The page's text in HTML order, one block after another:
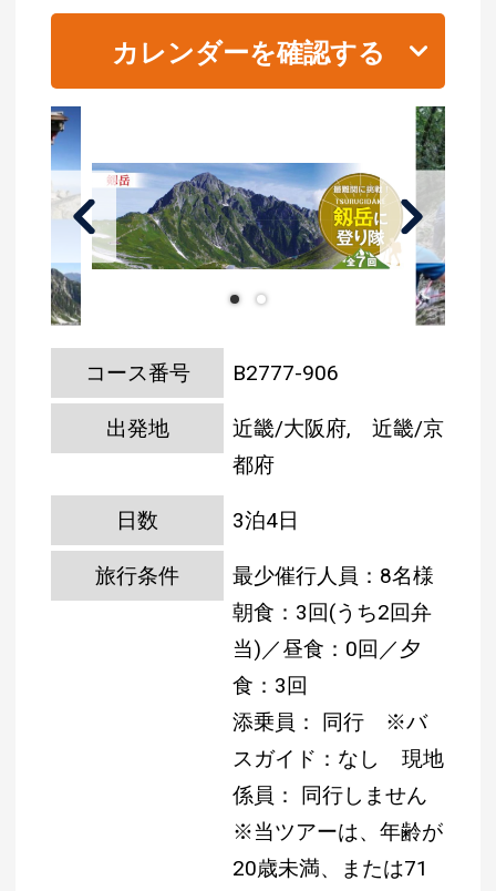
カレンダーを確認する
コース番号 B2777-906
出発地
近畿/大阪府, 近畿/京
都府
日数 3泊4日
旅行条件
最少催行人員：8名様
朝食：3回(うち2回弁
当)／昼食：0回／夕
食：3回
添乗員： 同行 ※バ
スガイド：なし
現地
係員： 同行しません
※当ツアーは、年齢が
20歳未満、または71